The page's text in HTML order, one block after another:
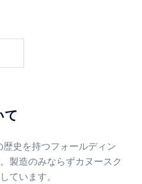
て
史を持つフォールディン
製造のみならずカヌースク
ています。